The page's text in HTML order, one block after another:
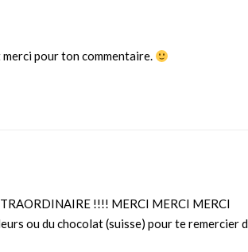
pour ton commentaire.
!!!! MERCI MERCI MERCI
ou du chocolat (suisse) pour te remercier